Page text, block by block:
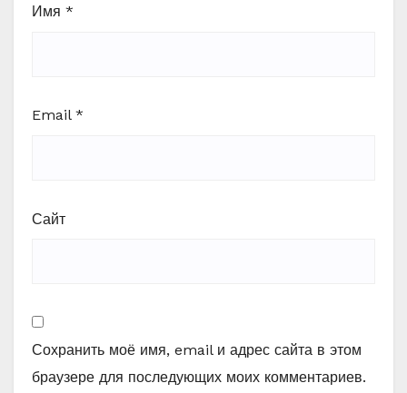
Имя *
Email *
Сайт
Сохранить моё имя, email и адрес сайта в этом
браузере для последующих моих комментариев.